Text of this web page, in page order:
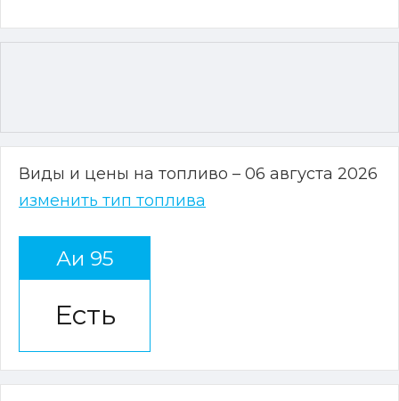
Виды и цены на топливо – 06 августа 2026
изменить тип топлива
Аи 95
Есть